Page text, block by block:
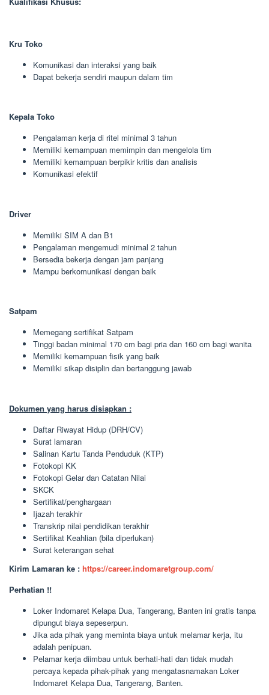
Kru Toko
Komunikasi dan interaksi yang baik
Dapat bekerja sendiri maupun dalam tim
Kepala Toko
Pengalaman kerja di ritel minimal 3 tahun
Memiliki kemampuan memimpin dan mengelola tim
Memiliki kemampuan berpikir kritis dan analisis
Komunikasi efektif
Driver
Memiliki SIM A dan B1
Pengalaman mengemudi minimal 2 tahun
Bersedia bekerja dengan jam panjang
Mampu berkomunikasi dengan baik
Satpam
Memegang sertifikat Satpam
Tinggi badan minimal 170 cm bagi pria dan 160 cm bagi wanita
Memiliki kemampuan fisik yang baik
Memiliki sikap disiplin dan bertanggung jawab
Dokumen yang harus disiapkan :
Daftar Riwayat Hidup (DRH/CV)
Surat lamaran
Salinan Kartu Tanda Penduduk (KTP)
Fotokopi KK
Fotokopi Gelar dan Catatan Nilai
SKCK
Sertifikat/penghargaan
Ijazah terakhir
Transkrip nilai pendidikan terakhir
Sertifikat Keahlian (bila diperlukan)
Surat keterangan sehat
Kirim Lamaran ke : https://career.indomaretgroup.com/
Perhatian !!
Loker Indomaret Kelapa Dua, Tangerang, Banten ini gratis tanpa
dipungut biaya sepeserpun.
Jika ada pihak yang meminta biaya untuk melamar kerja, itu
adalah penipuan.
Pelamar kerja diimbau untuk berhati-hati dan tidak mudah
percaya kepada pihak-pihak yang mengatasnamakan Loker
Indomaret Kelapa Dua, Tangerang, Banten.